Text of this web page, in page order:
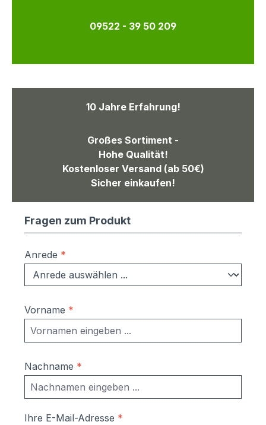
09522 - 39 50 209
10 Jahre Erfahrung!
Großes Sortiment -
Hohe Qualität!
Kostenloser Versand (ab 50€)
Sicher einkaufen!
Fragen zum Produkt
Anrede *
Vorname *
Nachname *
Ihre E-Mail-Adresse *